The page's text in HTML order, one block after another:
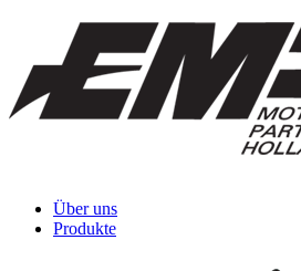
Über uns
Produkte